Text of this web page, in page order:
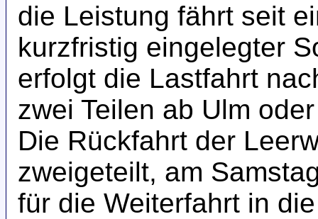
die Leistung fährt seit
kurzfristig eingelegter
erfolgt die Lastfahrt
zwei Teilen ab Ulm
Die Rückfahrt der
zweigeteilt, am
für die Weiterfahrt in